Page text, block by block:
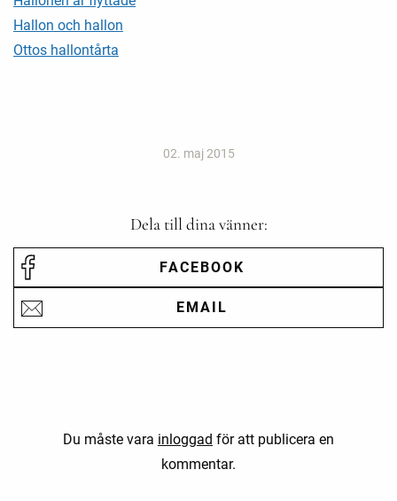
Hallon och hallon
Ottos hallontårta
02. maj 2015
Dela till dina vänner:
FACEBOOK
EMAIL
Du måste vara inloggad för att publicera en
kommentar.